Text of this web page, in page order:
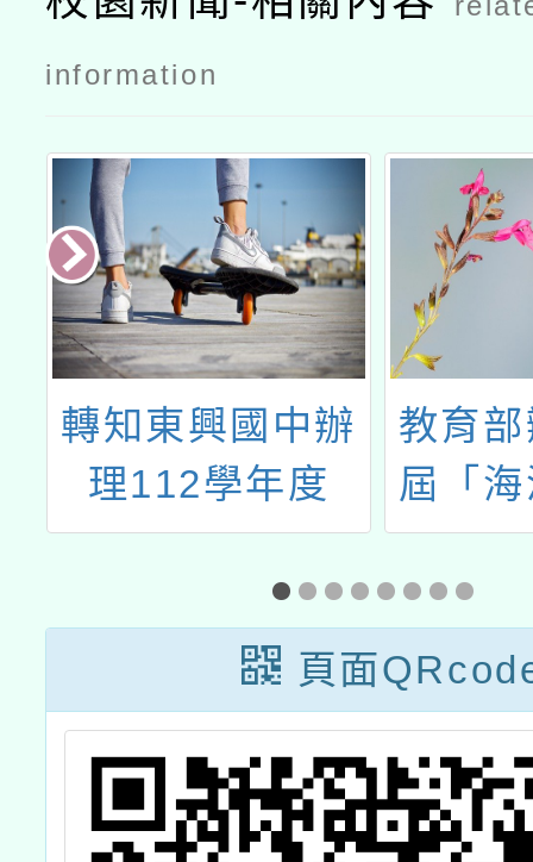
information
轉知東興國中辦
理112學年度
「健康促進學校
菸檳害防制議題
『抽菸肺廢、檳
致癌歸』Line貼
圖設計競賽」
教育
屆「
手獎
頁面